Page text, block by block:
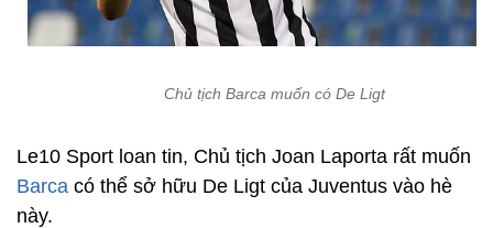
Chủ tịch Barca muốn có De Ligt
Le10 Sport loan tin, Chủ tịch Joan Laporta rất muốn
Barca có thể sở hữu De Ligt của Juventus vào hè
này.